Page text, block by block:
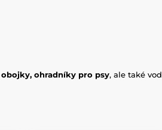
ohradníky pro psy, ale také